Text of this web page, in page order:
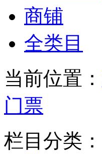
商铺
全类目
当前位置：
门票
栏目分类：